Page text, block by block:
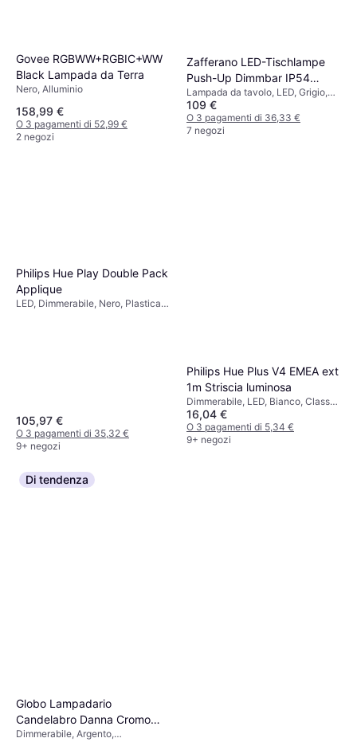
Govee RGBWW+RGBIC+WW
Black Lampada da Terra
Nero, Alluminio
158,99 €
O 3 pagamenti di 52,99 €
2 negozi
Zafferano LED-Tischlampe
Push-Up Dimmbar IP54
Lampada da tavolo
Lampada da tavolo, LED, Grigio,
Classe IP: IP20
109 €
O 3 pagamenti di 36,33 €
7 negozi
Philips Hue Play Double Pack
Applique
LED, Dimmerabile, Nero, Plastica,
105,97 €
O 3 pagamenti di 35,32 €
9+ negozi
Philips Hue Plus V4 EMEA ext
1m Striscia luminosa
Dimmerabile, LED, Bianco, Classe
IP: IP20
16,04 €
O 3 pagamenti di 5,34 €
9+ negozi
Di tendenza
Globo Lampadario
Candelabro Danna Cromo
Con Vetro Fumo 8 x G9
Dimmerabile, Argento,